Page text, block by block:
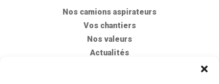
Nos camions aspirateurs
Vos chantiers
Nos valeurs
Actualités